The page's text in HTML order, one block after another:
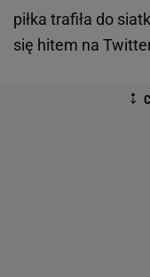
piłka trafiła do
się hitem na